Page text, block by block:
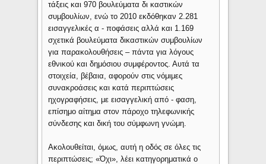
τάξεις και 970 βουλεύματα δι καστικών
συμβουλίων, ενώ το 2010 εκδόθηκαν 2.281
εισαγγελικές α - ποφάσεις αλλά και 1.169
σχετικά βουλεύματα δικαστικών συμβουλίων
για παρακολουθήσεις – πάντα για λόγους
εθνικού και δημόσιου συμφέροντος. Αυτά τα
στοιχεία, βέβαια, αφορούν στις νόμιμες
συνακροάσεις και κατά περιπτώσεις
ηχογραφήσεις, με εισαγγελική από - φαση,
επίσημο αίτημα στον πάροχο τηλεφωνικής
σύνδεσης και δική του σύμφωνη γνώμη.
Ακολουθείται, όμως, αυτή η οδός σε όλες τις
περιπτώσεις; «Όχι», λέει κατηγορηματικά ο